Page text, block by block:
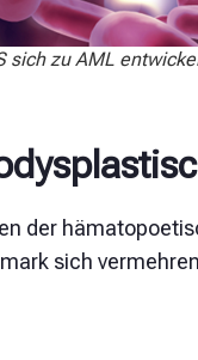
sich zu AML
der
sich